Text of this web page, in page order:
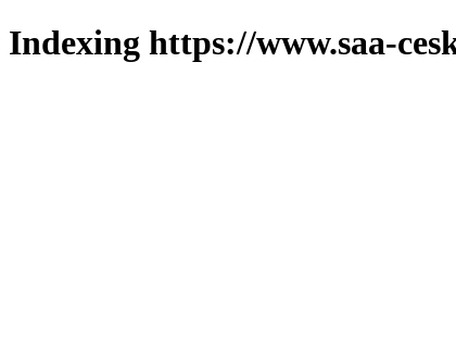
Indexing https://www.saa-